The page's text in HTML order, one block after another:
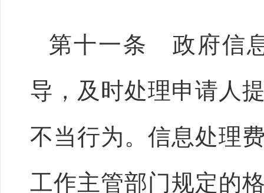
第十一条 政府信
导，及时处理申请人
不当行为。信息处理
工作主管部门规定的